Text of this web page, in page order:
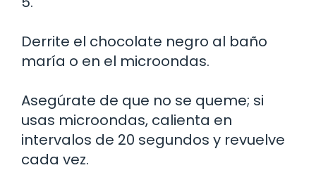
Derrite el chocolate negro al baño
maría o en el microondas.
Asegúrate de que no se queme; si
usas microondas, calienta en
intervalos de 20 segundos y revuelve
cada vez.